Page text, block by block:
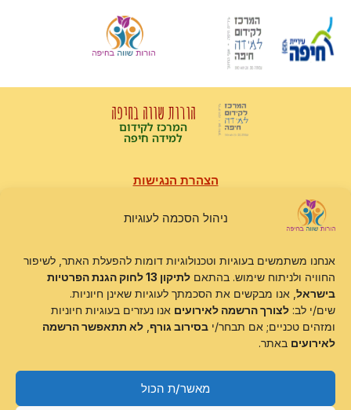
ניהול הסכמה לעוגיות
אנחנו משתמשים בעוגיות וטכנולוגיות דומות להפעלת האתר, לשיפור
החוויה ולניתוח שימוש. בהתאם
לתיקון 13 לחוק הגנת הפרטיות
בישראל , אנו מבקשים את הסכמתך לעוגיות שאינן חיוניות.
שים/י לב: לצורך הרשמה לאירועים אנו נעזרים בעוגיות חיוניות
ומזהים טכניים; אם תבחר/י בסירוב גורף לא תתאפשר הרשמה
לאירועים באתר.
מאשר/ת הכול
הורות שווה בחיפה
המרכז לקידום
למידה חיפה
הצהרת הנגישות
מדיניות עוגיות
האתר נבנה, מתוחזק ומופעל על ידיDLTS
.
כל הזכויות שמורות©הורות שווה בחיפה